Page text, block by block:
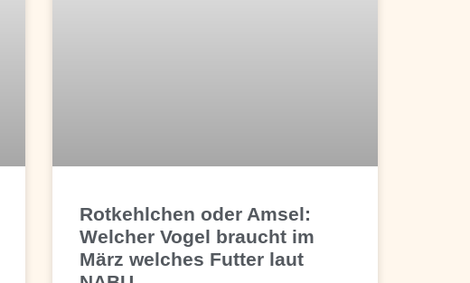
Rotkehlchen oder Amsel:
Welcher Vogel braucht im
März welches Futter laut